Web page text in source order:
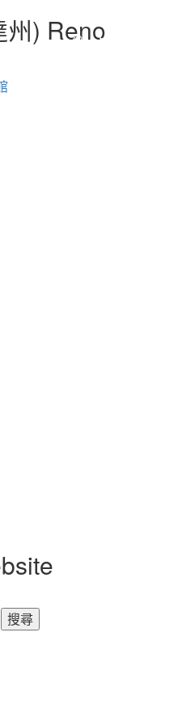
) Reno
搜尋
搜索